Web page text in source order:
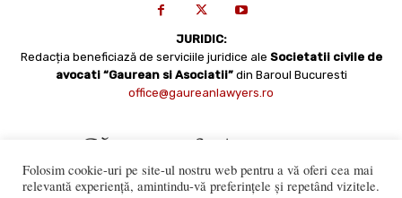
JURIDIC:
Redacția beneficiază de serviciile juridice ale Societatii civile de
avocati “Gaurean si Asociatii” din Baroul Bucuresti
office@gaureanlawyers.ro
Folosim cookie-uri pe site-ul nostru web pentru a vă oferi cea mai
relevantă experiență, amintindu-vă preferințele și repetând vizitele.